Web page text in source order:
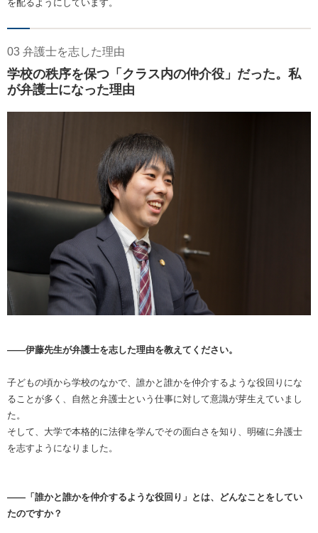
を配るようにしています。
03 弁護士を志した理由
学校の秩序を保つ「クラス内の仲介役」だった。私
が弁護士になった理由
――伊藤先生が弁護士を志した理由を教えてください。
子どもの頃から学校のなかで、誰かと誰かを仲介するような役回りにな
ることが多く、自然と弁護士という仕事に対して意識が芽生えていまし
た。
そして、大学で本格的に法律を学んでその面白さを知り、明確に弁護士
を志すようになりました。
――「誰かと誰かを仲介するような役回り」とは、どんなことをしてい
たのですか？